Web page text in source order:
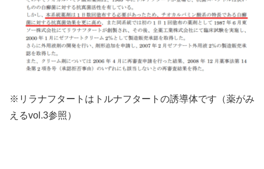
※リラナフタートはトルナフタートの誘導体です（薬がみ
えるvol.3参照）